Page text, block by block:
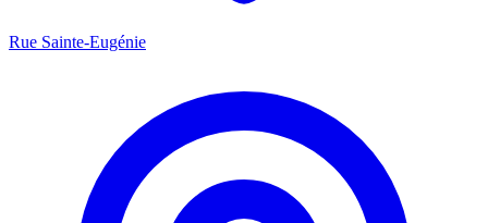
Rue Sainte-Eugénie